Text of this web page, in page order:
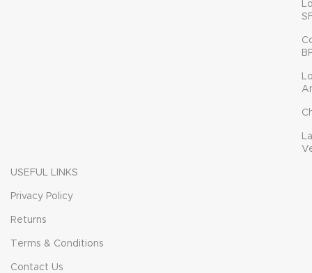
USEFUL LINKS
Privacy Policy
Returns
Terms & Conditions
Contact Us